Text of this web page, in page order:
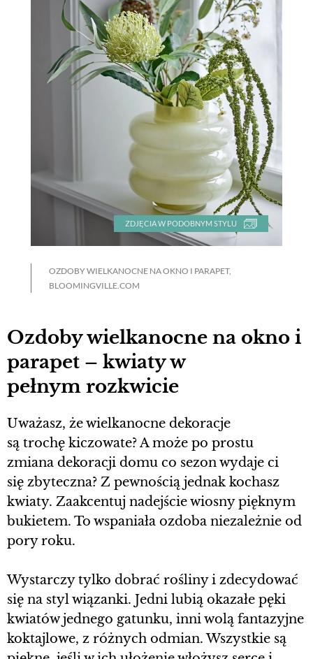
ZDJĘCIA W PODOBNYM STYLU
OZDOBY WIELKANOCNE NA OKNO I PARAPET,
BLOOMINGVILLE.COM
Ozdoby wielkanocne na okno i
parapet – kwiaty w
pełnym rozkwicie
Uważasz, że wielkanocne dekoracje
są trochę kiczowate? A może po prostu
zmiana dekoracji domu co sezon wydaje ci
się zbyteczna? Z pewnością jednak kochasz
kwiaty. Zaakcentuj nadejście wiosny pięknym
bukietem. To wspaniała ozdoba niezależnie od
pory roku.
Wystarczy tylko dobrać rośliny i zdecydować
się na styl wiązanki. Jedni lubią okazałe pęki
kwiatów jednego gatunku, inni wolą fantazyjne
koktajlowe, z różnych odmian. Wszystkie są